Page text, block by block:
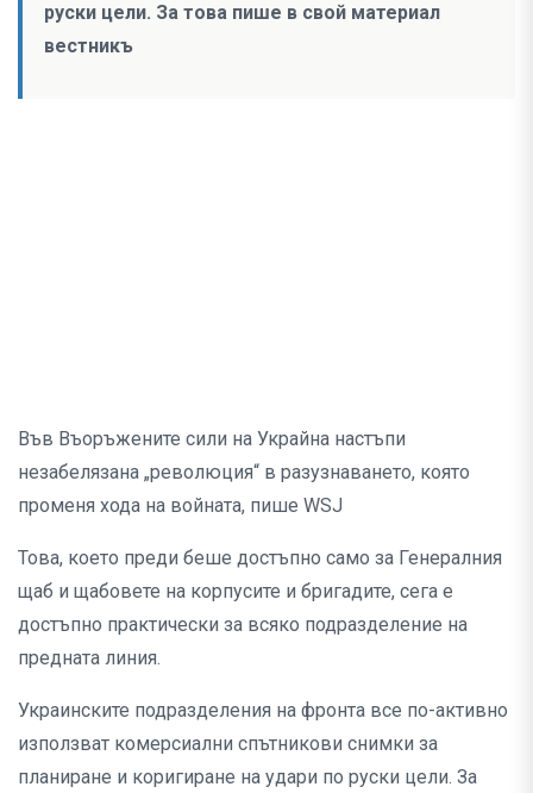
руски цели. За това пише в свой материал
вестникъ
Във Въоръжените сили на Украйна настъпи
незабелязана „революция“ в разузнаването, която
променя хода на войната, пише WSJ
Това, което преди беше достъпно само за Генералния
щаб и щабовете на корпусите и бригадите, сега е
достъпно практически за всяко подразделение на
предната линия.
Украинските подразделения на фронта все по-активно
използват комерсиални спътникови снимки за
планиране и коригиране на удари по руски цели. За